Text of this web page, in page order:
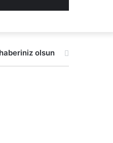
...
olsun